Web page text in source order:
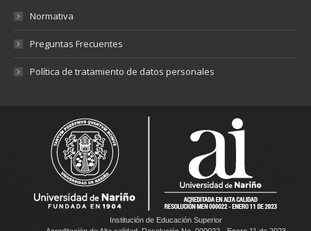
Normativa
Preguntas Frecuentes
Política de tratamiento de datos personales
Institución de Educación Superior